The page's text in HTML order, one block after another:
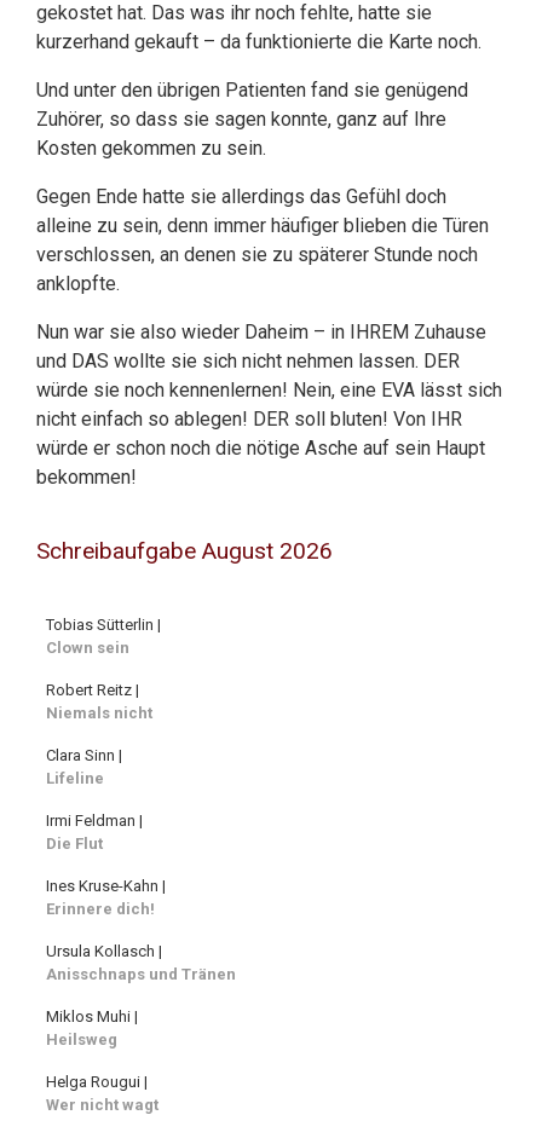
gekostet hat. Das was ihr noch fehlte, hatte sie
kurzerhand gekauft – da funktionierte die Karte noch.
Und unter den übrigen Patienten fand sie genügend
Zuhörer, so dass sie sagen konnte, ganz auf Ihre
Kosten gekommen zu sein.
Gegen Ende hatte sie allerdings das Gefühl doch
alleine zu sein, denn immer häufiger blieben die Türen
verschlossen, an denen sie zu späterer Stunde noch
anklopfte.
Nun war sie also wieder Daheim – in IHREM Zuhause
und DAS wollte sie sich nicht nehmen lassen. DER
würde sie noch kennenlernen! Nein, eine EVA lässt sich
nicht einfach so ablegen! DER soll bluten! Von IHR
würde er schon noch die nötige Asche auf sein Haupt
bekommen!
Schreibaufgabe August 2026
Tobias Sütterlin |
Clown sein
Robert Reitz |
Niemals nicht
Clara Sinn |
Lifeline
Irmi Feldman |
Die Flut
Ines Kruse-Kahn |
Erinnere dich!
Ursula Kollasch |
Anisschnaps und Tränen
Miklos Muhi |
Heilsweg
Helga Rougui |
Wer nicht wagt